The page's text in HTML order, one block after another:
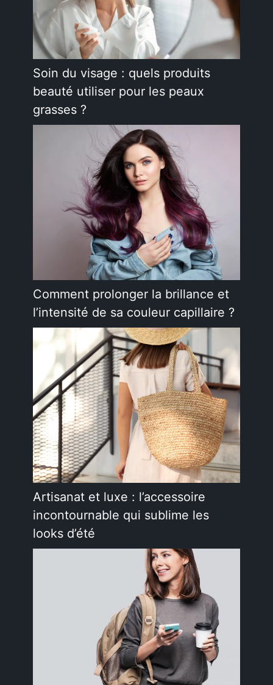
Soin du visage : quels produits
beauté utiliser pour les peaux
grasses ?
Comment prolonger la brillance et
l’intensité de sa couleur capillaire ?
Artisanat et luxe : l’accessoire
incontournable qui sublime les
looks d’été